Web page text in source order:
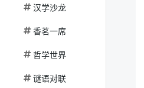
汉学沙龙
香茗一席
哲学世界
谜语对联